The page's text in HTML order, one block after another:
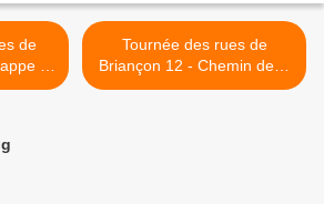
et
Tournée des rues de
Briançon 12 - Chemin de la
Tour >